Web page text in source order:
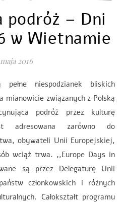
podróż – Dni
w Wietnamie
2016
niespodzianek bliskich
mianowicie związanych z Polską
podróż przez kulturę
adresowana zarówno do
obywateli Unii Europejskiej,
wciąż trwa. ,,Europe Days in
są przez Delegaturę Unii
członkowskich i różnych
Całokształt programu